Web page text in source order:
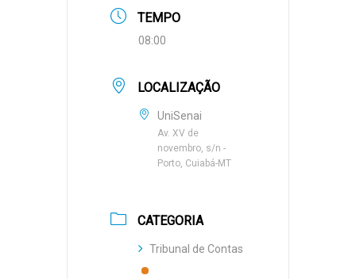
TEMPO
08:00
LOCALIZAÇÃO
UniSenai
Av. XV de
novembro, s/n -
Porto, Cuiabá-MT
CATEGORIA
Tribunal de Contas